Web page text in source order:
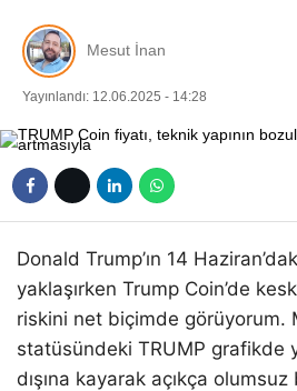
Mesut İnan
Yayınlandı: 12.06.2025 - 14:28
Donald Trump’ın 14
yaklaşırken Trump Coin’de
riskini net biçimde görüyorum.
statüsündeki TRUMP grafikde
dışına kayarak açıkça